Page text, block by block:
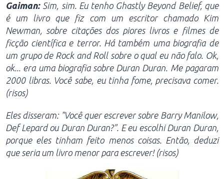
Gaiman:Sim, sim. Eu tenho Ghastly Beyond Belief, que
é um livro que fiz com um escritor chamado Kim
Newman, sobre citações dos piores livros e filmes de
ficção científica e terror. Há também uma biografia de
um grupo de Rock and Roll sobre o qual eu não falo. Ok,
ok... era uma biografia sobre Duran Duran. Me pagaram
2000 libras. Você sabe, eu tinha fome, precisava comer.
(risos)
Eles disseram: "Você quer escrever sobre Barry Manilow,
Def Lepard ou Duran Duran?". E eu escolhi Duran Duran,
porque eles tinham feito menos coisas. Então, deduzi
que seria um livro menor para escrever! (risos)